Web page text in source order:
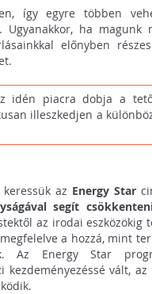
így egyre többen
Ugyanakkor, ha magunk
előnyben
piacra dobja a
illeszkedjen a
az Energy Star
segít
az irodai eszközökig
a hozzá, mint
Az Energy Star
vált, az